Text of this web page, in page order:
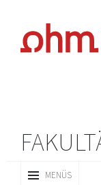
MENÜS
INHALT